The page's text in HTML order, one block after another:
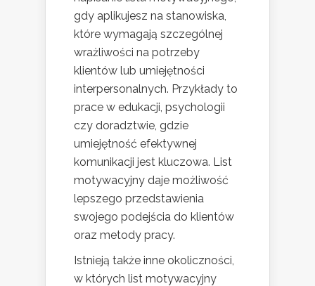
gdy aplikujesz na stanowiska,
które wymagają szczególnej
wrażliwości na potrzeby
klientów lub umiejętności
interpersonalnych. Przykłady to
prace w edukacji, psychologii
czy doradztwie, gdzie
umiejętność efektywnej
komunikacji jest kluczowa. List
motywacyjny daje możliwość
lepszego przedstawienia
swojego podejścia do klientów
oraz metody pracy.
Istnieją także inne okoliczności,
w których list motywacyjny